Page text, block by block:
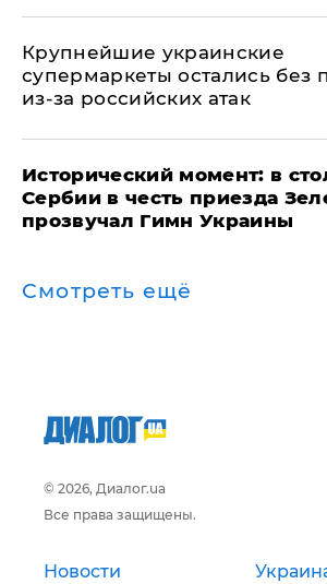
Крупнейшие украинские
супермаркеты остались без
из-за российских атак
Исторический момент: в
Сербии в честь приезда
прозвучал Гимн Украины
Смотреть ещё
© 2026, Диалог.ua
Все права защищены.
Новости